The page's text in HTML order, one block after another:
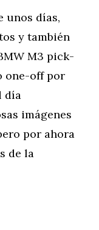
unos días,
y también
M3 pick-
one-off por
día
imágenes
por ahora
de la